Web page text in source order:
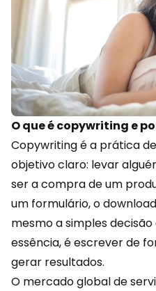
O que é copywriting e
Copywriting é a prática
objetivo claro: levar
ser a compra de um
um formulário, o
mesmo a simples
essência, é escrever de
gerar resultados.
O mercado global de